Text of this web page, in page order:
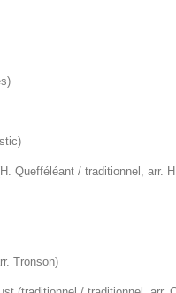
Quefféléant / traditionnel, arr.
Tronson)